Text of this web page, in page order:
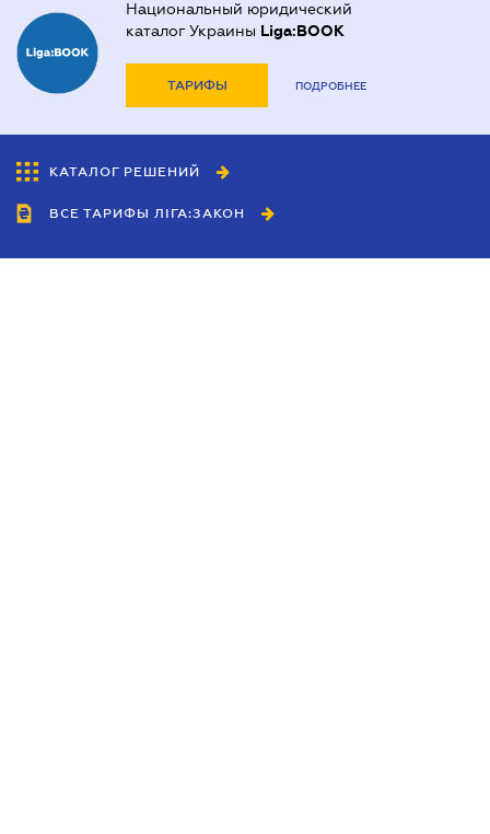
Национальный юридический
каталог Украины Liga:BOOK
ТАРИФЫ ПОДРОБНЕЕ
КАТАЛОГ РЕШЕНИЙ
ВСЕ ТАРИФЫ ЛІГА:ЗАКОН